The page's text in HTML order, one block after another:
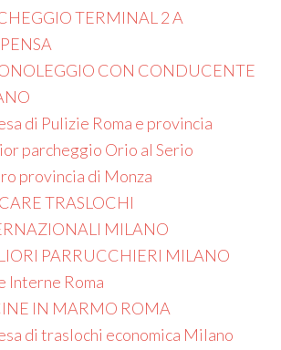
TERMINAL 2 A
CON CONDUCENTE
di Pulizie Roma e provincia
parcheggio Orio al Serio
provincia di Monza
TRASLOCHI
MILANO
PARRUCCHIERI MILANO
Interne Roma
IN MARMO ROMA
di traslochi economica Milano